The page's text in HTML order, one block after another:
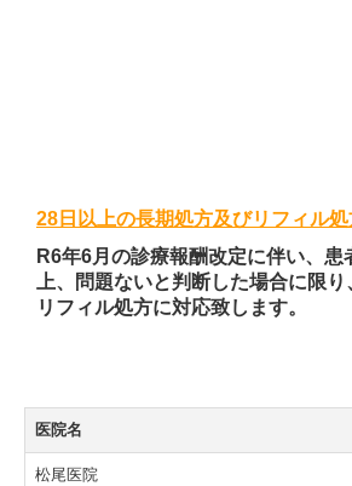
28日以上の長期処方及びリフィル
R6年6月の診療報酬改定に伴い、患
上、問題ないと判断した場合に限
リフィル処方に対応致します。
医院名
松尾医院